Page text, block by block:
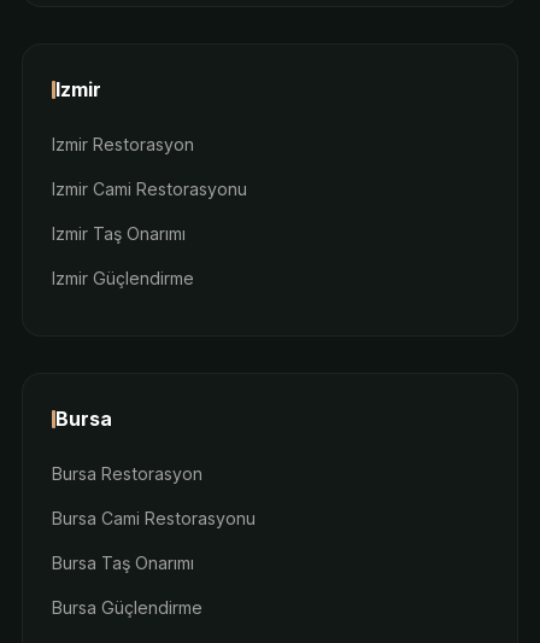
Izmir
Izmir Restorasyon
Izmir Cami Restorasyonu
Izmir Taş Onarımı
Izmir Güçlendirme
Bursa
Bursa Restorasyon
Bursa Cami Restorasyonu
Bursa Taş Onarımı
Bursa Güçlendirme